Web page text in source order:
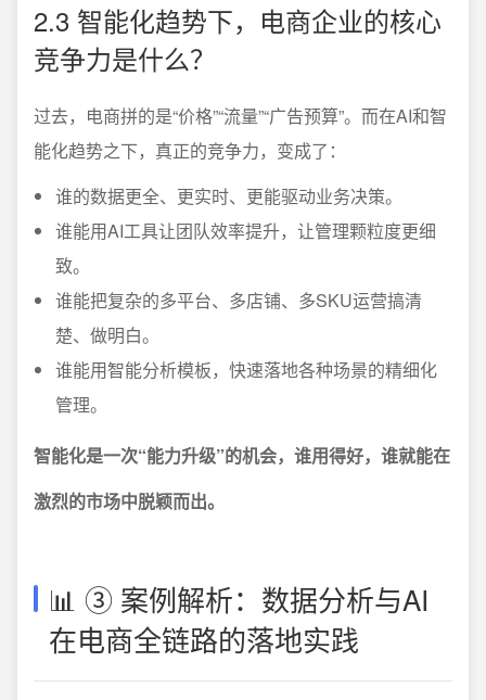
2.3 智能化趋势下，电商企业的核心
竞争力是什么？
过去，电商拼的是“价格”“流量”“广告预算”。而在AI和智
能化趋势之下，真正的竞争力，变成了：
谁的数据更全、更实时、更能驱动业务决策。
谁能用AI工具让团队效率提升，让管理颗粒度更细
致。
谁能把复杂的多平台、多店铺、多SKU运营搞清
楚、做明白。
谁能用智能分析模板，快速落地各种场景的精细化
管理。
智能化是一次“能力升级”的机会，谁用得好，谁就能在
激烈的市场中脱颖而出。
📊 ③ 案例解析：数据分析与AI
在电商全链路的落地实践